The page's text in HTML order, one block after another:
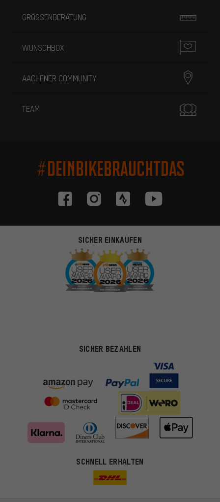
GRÖSSENBERATUNG
WUNSCHBOX
AACHENER COMMUNITY
TEAM
#DEINBIKEBRAUCHTDAS
SICHER EINKAUFEN
SICHER BEZAHLEN
SCHNELL ERHALTEN